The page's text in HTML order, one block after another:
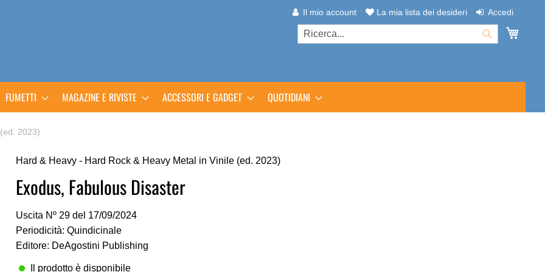
Il mio account La mia lista dei desideri Accedi
Cerca
FUMETTI MAGAZINE E RIVISTE ACCESSORI E GADGET QUOTIDIANI
2023)
Hard & Heavy - Hard Rock & Heavy Metal in Vinile (ed. 2023)
Exodus, Fabulous Disaster
Uscita Nº 29 del 17/09/2024
Periodicità: Quindicinale
Editore: DeAgostini Publishing
Il prodotto è disponibile